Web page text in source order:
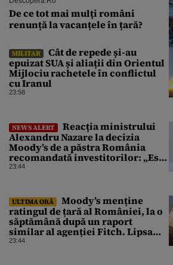
De ce tot mai mulți români
renunță la vacanțele în țară?
MILITAR
Cât de repede și-au
epuizat SUA și aliații din Orientul
Mijlociu rachetele în conflictul
cu Iranul
23:58
NEWS ALERT
Reacția ministrului
Alexandru Nazare la decizia
Moody’s de a păstra România
recomandată investitorilor: „Este
un răgaz, dar în niciun caz un
23:44
ULTIMA ORĂ
Moody’s menține
ratingul de țară al României, la o
săptămână după un raport
similar al agenției Fitch. Lipsa
unui guvern cu puteri depline,
23:44